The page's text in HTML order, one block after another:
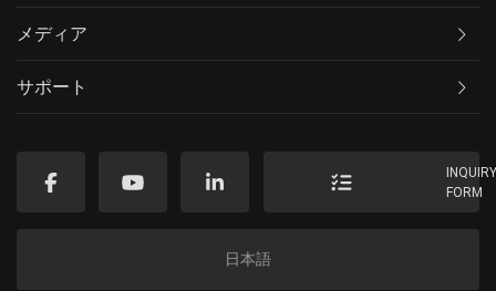
メディア
サポート
FORM
日本語